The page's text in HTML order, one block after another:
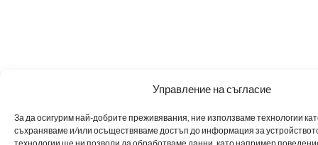
Управление на съгласие
За да осигурим най-добрите преживявания, ние използваме технологии
съхраняваме и/или осъществяваме достъп до информация за